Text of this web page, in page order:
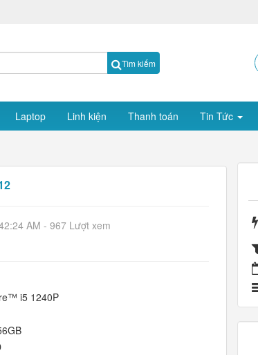
Tìm kiếm
Laptop Linh kiện Thanh toán Tin Tức
AM - 967 Lượt xem
i5 1240P